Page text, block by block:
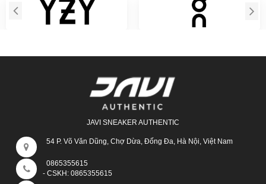
JAVI SNEAKER AUTHENTIC
54 P. Võ Văn Dũng, Chợ Dừa, Đống Đa, Hà Nội, Việt Nam
0865355615
- CSKH: 0865355615